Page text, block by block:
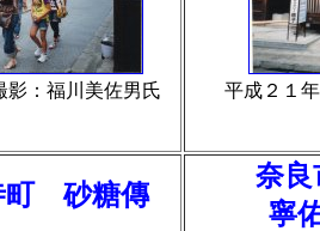
影：福川美佐男氏 平成２１
町 砂糖傳
奈
寧